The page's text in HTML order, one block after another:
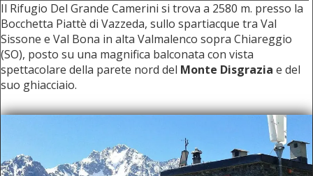
Il Rifugio Del Grande Camerini si trova a 2580 m. presso la
Bocchetta Piattè di Vazzeda, sullo spartiacque tra Val
Sissone e Val Bona in alta Valmalenco sopra Chiareggio
(SO), posto su una magnifica balconata con vista
spettacolare della parete nord del Monte Disgrazia e del
suo ghiacciaio.